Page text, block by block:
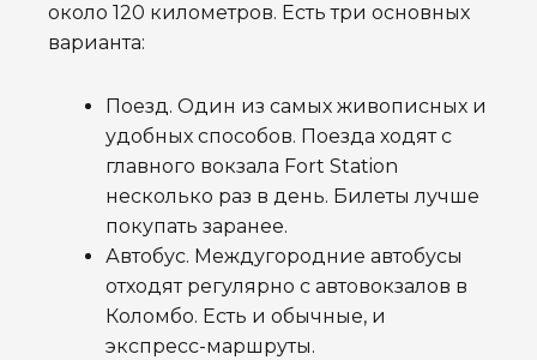
около 120 километров. Есть три основных
варианта:
Поезд. Один из самых живописных и
удобных способов. Поезда ходят с
главного вокзала Fort Station
несколько раз в день. Билеты лучше
покупать заранее.
Автобус. Междугородние автобусы
отходят регулярно с автовокзалов в
Коломбо. Есть и обычные, и
экспресс-маршруты.